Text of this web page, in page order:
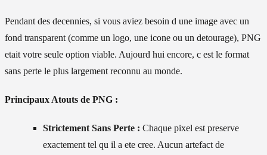
Pendant des decennies, si vous aviez besoin d une image avec un
fond transparent (comme un logo, une icone ou un detourage), PNG
etait votre seule option viable. Aujourd hui encore, c est le format
sans perte le plus largement reconnu au monde.
Principaux Atouts de PNG :
Strictement Sans Perte : Chaque pixel est preserve
exactement tel qu il a ete cree. Aucun artefact de